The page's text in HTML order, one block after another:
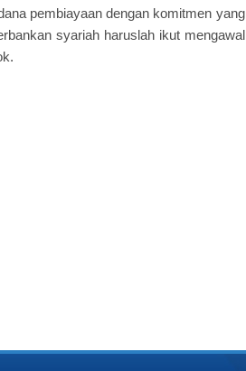
pembiayaan dengan komitmen yang
syariah haruslah ikut mengawal